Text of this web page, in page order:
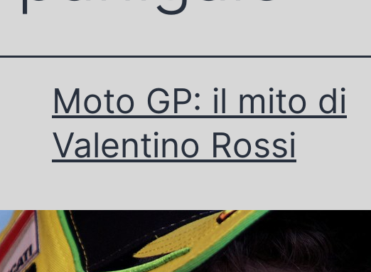
Moto GP: il mito di
Valentino Rossi